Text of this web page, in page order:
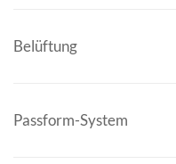
Belüftung
Passform-System